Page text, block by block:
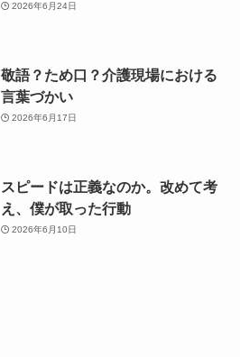
2026年6月24日
敬語？ため口？介護現場における
言葉づかい
2026年6月17日
スピードは正義なのか。改めて考
え、僕が取った行動
2026年6月10日